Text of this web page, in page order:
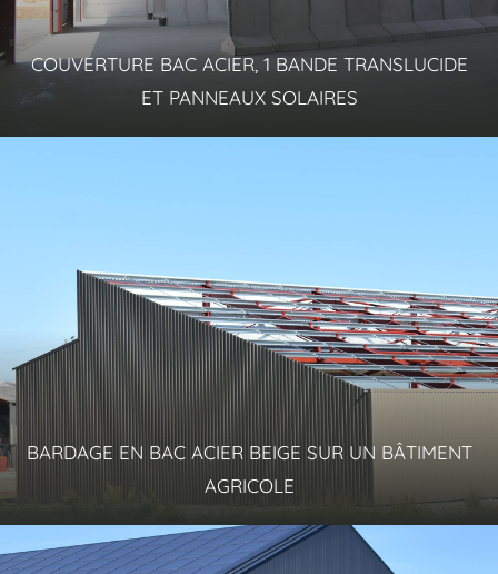
COUVERTURE BAC ACIER, 1 BANDE TRANSLUCIDE
ET PANNEAUX SOLAIRES
BARDAGE EN BAC ACIER BEIGE SUR UN BÂTIMENT
AGRICOLE